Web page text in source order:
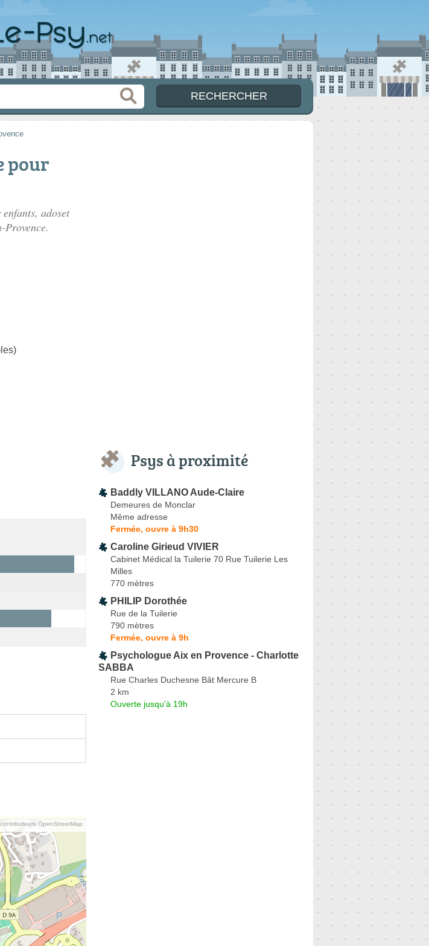
pour
adoset
Provence.
OpenStreetMap
Psys à proximité
Baddly VILLANO Aude-Claire
Demeures de Monclar
Même adresse
Fermée, ouvre à 9h30
Caroline Girieud VIVIER
Cabinet Médical la Tuilerie 70 Rue Tuilerie Les
Milles
770 mètres
PHILIP Dorothée
Rue de la Tuilerie
790 mètres
Fermée, ouvre à 9h
Psychologue Aix en Provence - Charlotte
SABBA
Rue Charles Duchesne Bât Mercure B
2 km
Ouverte jusqu'à 19h